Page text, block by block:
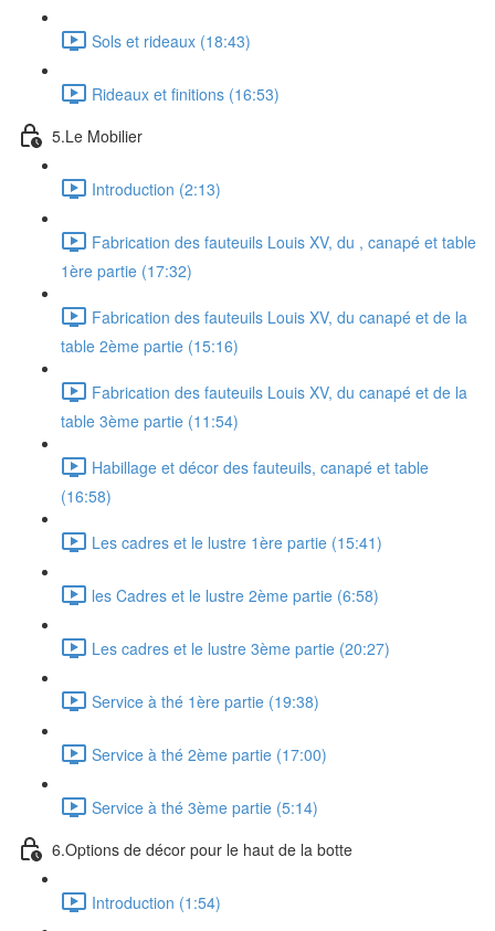
Sols et rideaux (18:43)
Rideaux et finitions (16:53)
5.Le Mobilier
Introduction (2:13)
Fabrication des fauteuils Louis XV, du , canapé et table
1ère partie (17:32)
Fabrication des fauteuils Louis XV, du canapé et de la
table 2ème partie (15:16)
Fabrication des fauteuils Louis XV, du canapé et de la
table 3ème partie (11:54)
Habillage et décor des fauteuils, canapé et table
(16:58)
Les cadres et le lustre 1ère partie (15:41)
les Cadres et le lustre 2ème partie (6:58)
Les cadres et le lustre 3ème partie (20:27)
Service à thé 1ère partie (19:38)
Service à thé 2ème partie (17:00)
Service à thé 3ème partie (5:14)
6.Options de décor pour le haut de la botte
Introduction (1:54)